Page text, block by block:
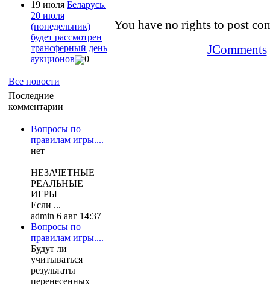
19 июля Беларусь.
20 июля
(понедельник)
будет рассмотрен
трансферный день
аукционов
0
Все новости
Последние
комментарии
Вопросы по
правилам игры....
нет
НЕЗАЧЕТНЫЕ
РЕАЛЬНЫЕ
ИГРЫ
Если ...
admin 6 авг 14:37
Вопросы по
правилам игры....
Будут ли
учитываться
результаты
перенесенных
You have no rights to post
JComments